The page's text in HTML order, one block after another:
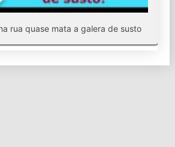
rua quase mata a galera de susto